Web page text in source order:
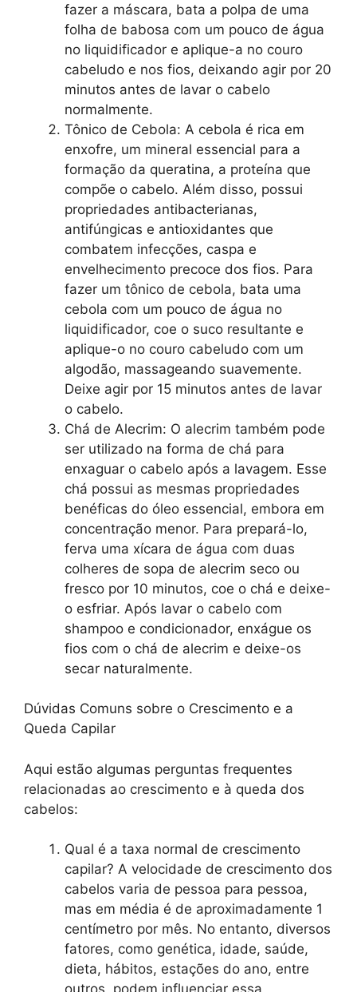
fazer a máscara, bata a polpa de uma
folha de babosa com um pouco de água
no liquidificador e aplique-a no couro
cabeludo e nos fios, deixando agir por 20
minutos antes de lavar o cabelo
normalmente.
Tônico de Cebola: A cebola é rica em
enxofre, um mineral essencial para a
formação da queratina, a proteína que
compõe o cabelo. Além disso, possui
propriedades antibacterianas,
antifúngicas e antioxidantes que
combatem infecções, caspa e
envelhecimento precoce dos fios. Para
fazer um tônico de cebola, bata uma
cebola com um pouco de água no
liquidificador, coe o suco resultante e
aplique-o no couro cabeludo com um
algodão, massageando suavemente.
Deixe agir por 15 minutos antes de lavar
o cabelo.
Chá de Alecrim: O alecrim também pode
ser utilizado na forma de chá para
enxaguar o cabelo após a lavagem. Esse
chá possui as mesmas propriedades
benéficas do óleo essencial, embora em
concentração menor. Para prepará-lo,
ferva uma xícara de água com duas
colheres de sopa de alecrim seco ou
fresco por 10 minutos, coe o chá e deixe-
o esfriar. Após lavar o cabelo com
shampoo e condicionador, enxágue os
fios com o chá de alecrim e deixe-os
secar naturalmente.
Dúvidas Comuns sobre o Crescimento e a
Queda Capilar
Aqui estão algumas perguntas frequentes
relacionadas ao crescimento e à queda dos
cabelos:
Qual é a taxa normal de crescimento
capilar? A velocidade de crescimento dos
cabelos varia de pessoa para pessoa,
mas em média é de aproximadamente 1
centímetro por mês. No entanto, diversos
fatores, como genética, idade, saúde,
dieta, hábitos, estações do ano, entre